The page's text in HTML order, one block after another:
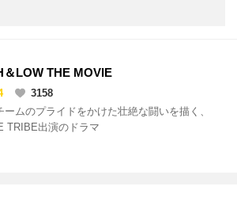
＆LOW THE MOVIE
3158
ームのプライドをかけた壮絶な闘いを描く、
TRIBE出演のドラマ